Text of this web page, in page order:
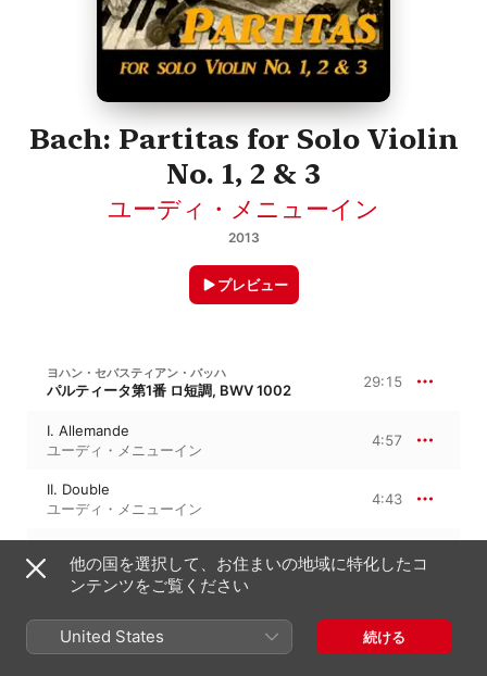
Bach: Partitas for Solo Violin
No. 1, 2 & 3
ユーディ・メニューイン
2013
プレビュー
ヨハン・セバスティアン・バッハ
パルティータ第1番 ロ短調, BWV 1002 29:15
I. Allemande
ユーディ・メニューイン
4:57
II. Double
ユーディ・メニューイン
4:43
ユーディ・メニューイン
3:12
ユーディ・メニューイン
3:15
他の国を選択して、お住まいの地域に特化したコ
ンテンツをご覧ください
United States 続ける